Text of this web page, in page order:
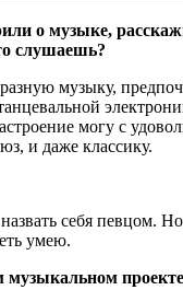
о музыке,
слушаешь?
музыку,
могу с
и даже классику.
себя певцом.
умею.
музыкальном проекте